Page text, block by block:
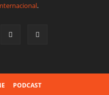
.
PODCAST